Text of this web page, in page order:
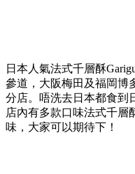
日本人氣法式千層酥
參道，大阪梅田及福岡博
分店。唔洗去日本都食到
店內有多款口味法式千層
味，大家可以期待下！